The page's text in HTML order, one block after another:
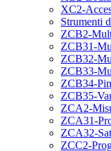
XC2-
Strumenti
ZCB2-
ZCB31-
ZCB32-
ZCB33-
ZCB34-
ZCB35-
ZCA2-
ZCA31-
ZCA32-
ZCC2-